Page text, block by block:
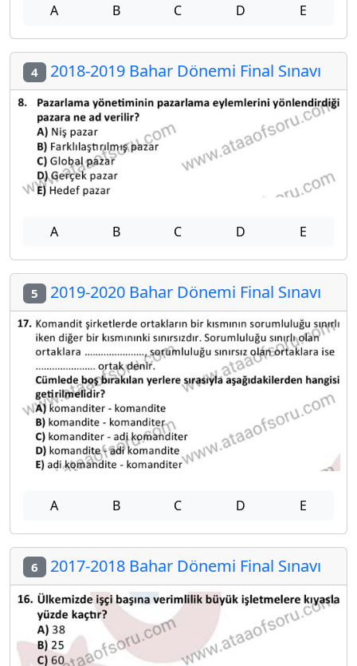
A B C D E
4 2018-2019 Bahar Dönemi Final Sınavı
A B C D E
5 2019-2020 Bahar Dönemi Final Sınavı
A B C D E
6 2017-2018 Bahar Dönemi Final Sınavı